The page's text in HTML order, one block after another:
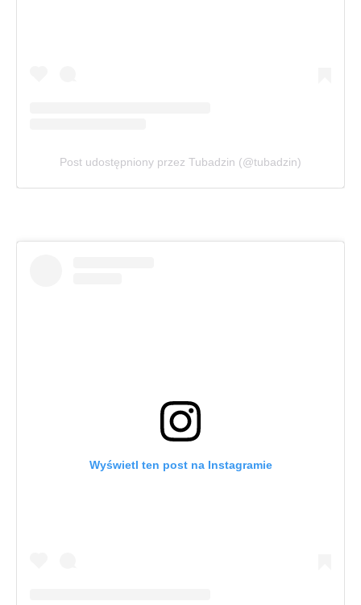
Post udostępniony przez Tubadzin (@tubadzin)
Wyświetl ten post na Instagramie